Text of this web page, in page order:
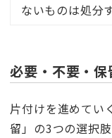
ないものは処分
必要・不要・
片付けを進めてい
留」の3つの選択